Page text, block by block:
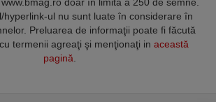
doar în limita a 250 de semne.
hyperlink-ul nu sunt luate în considerare în
Preluarea de informaţii poate fi făcută
termenii agreaţi şi menţionaţi in această
pagină.